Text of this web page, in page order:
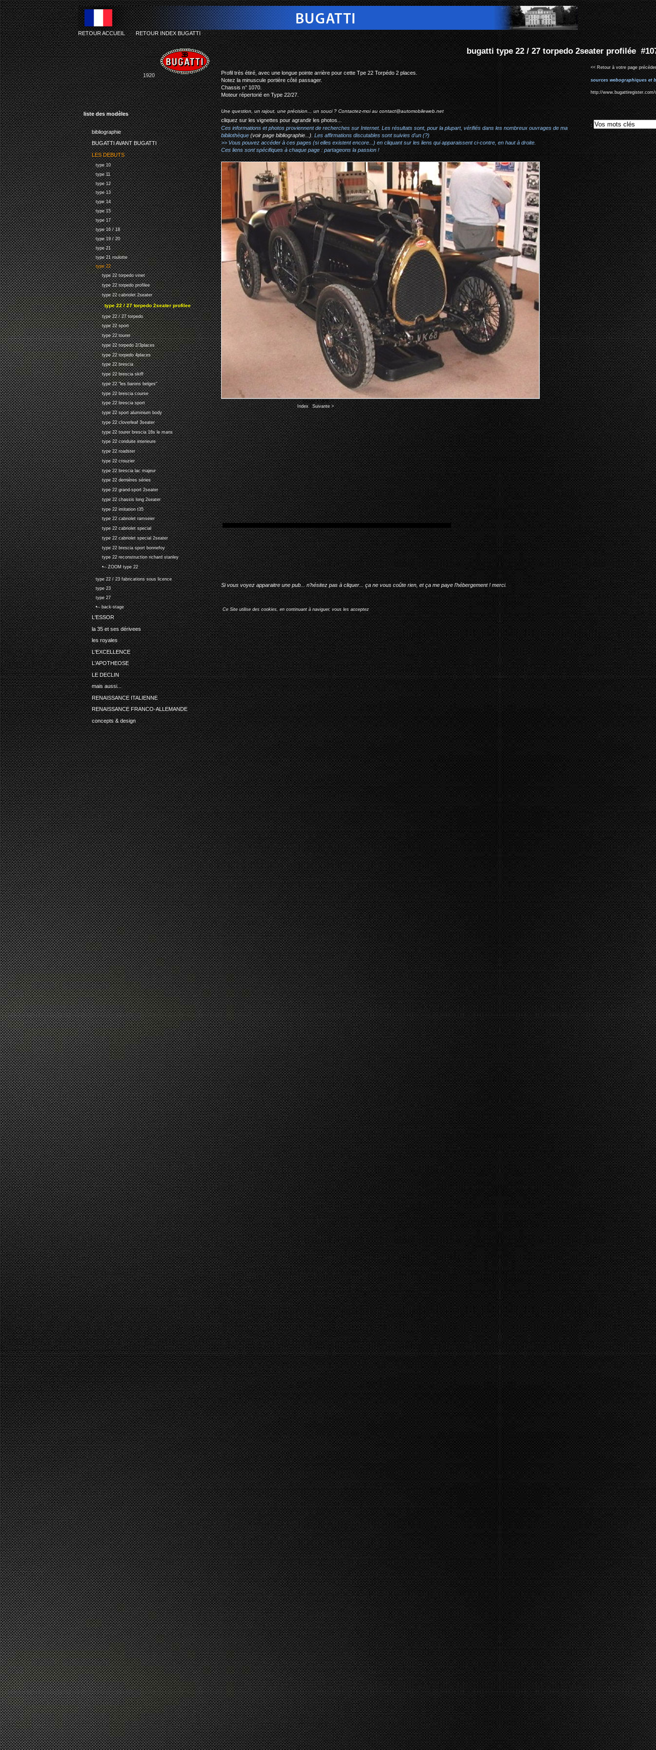
liste des modèles
bibliographie
BUGATTI AVANT BUGATTI
LES DEBUTS
type 10
type 11
type 12
type 13
type 14
type 15
type 17
type 16 / 18
type 19 / 20
type 21
type 21 roulotte
type 22
type 22 torpedo vinet
type 22 torpedo profilee
type 22 cabriolet 2seater
type 22 / 27 torpedo 2seater profilee
type 22 / 27 torpedo
type 22 sport
type 22 tourer
type 22 torpedo 2/3places
type 22 torpedo 4places
type 22 brescia
type 22 brescia skiff
type 22 "les barons belges"
type 22 brescia course
type 22 brescia sport
type 22 sport aluminium body
type 22 cloverleaf 3seater
type 22 tourer brescia 16s le mans
type 22 conduite interieure
type 22 roadster
type 22 crouzier
type 22 brescia lac majeur
type 22 dernières séries
type 22 grand-sport 2seater
type 22 chassis long 2seater
type 22 imitation t35
type 22 cabriolet ramseier
type 22 cabriolet special
type 22 cabriolet special 2seater
type 22 brescia sport bonnefoy
type 22 reconstruction richard stanley
•-- ZOOM type 22
type 22 / 23 fabrications sous licence
type 23
type 27
•-- back-stage
L'ESSOR
la 35 et ses dérivees
les royales
L'EXCELLENCE
L'APOTHEOSE
LE DECLIN
mais aussi...
RENAISSANCE ITALIENNE
RENAISSANCE FRANCO-ALLEMANDE
concepts & design
bugatti type 22 / 27 torpedo 2seater profilée #1070
RETOUR ACCUEIL-RETOUR INDEX BUGATTI
1920
Profil très étiré, avec une longue pointe arrière pour cette Tpe 22 Torpédo 2 places.
Notez la minuscule portière côté passager.
Chassis n° 1070.
Moteur répertorié en Type 22/27.
Une question, un rajout, une précision... un souci ? Contactez-moi aucontact@automobileweb.net
cliquez sur les vignettes pour agrandir les photos...
Ces informations et photos proviennent de recherches sur Internet. Les résultats sont, pour la plupart, vérifiés dans les nombreux ouvrages de ma
bibliothèque(voir page bibliographie...). Les affirmations discutables sont suivies d'un (?)
>> Vous pouvez accéder à ces pages (si elles existent encore...) en cliquant sur les liens qui apparaissent ci-contre, en haut à droite.
Ces liens sont spécifiques à chaque page : partageons la passion !
Image 1 of 6
Index|Suivante >
Si vous voyez apparaitre une pub... n'hésitez pas à cliquer... ça ne vous coûte rien, et ça me paye l'hébergement ! merci.
Ce Site utilise des cookies, en continuant à naviguer, vous les acceptez
<< Retour à votre page
sources webographiques et
http://www.bugattiregister.com/
: